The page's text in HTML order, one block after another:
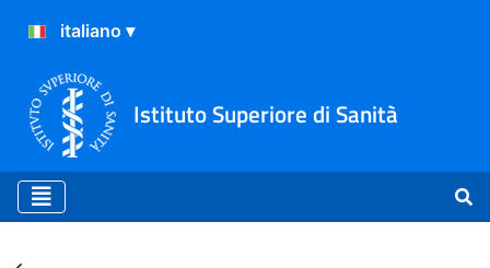
Istituto Superiore di Sanità